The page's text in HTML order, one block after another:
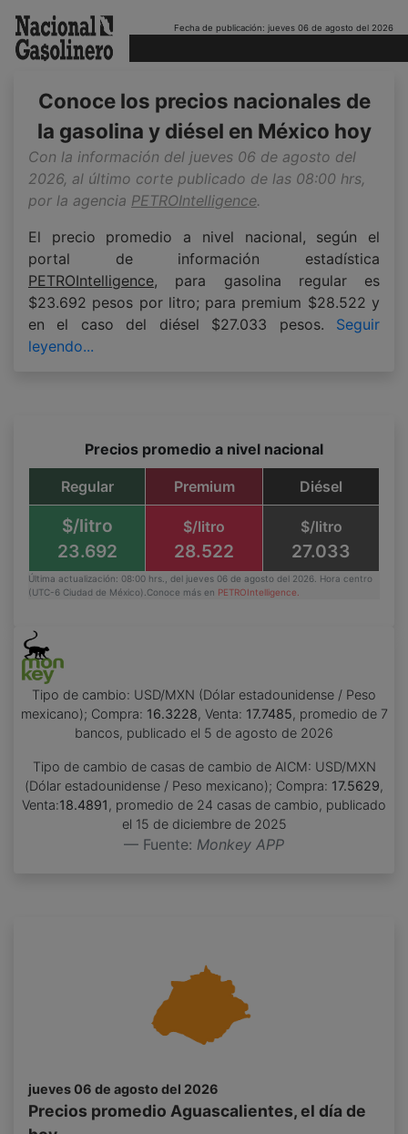
Fecha de publicación: jueves 06 de agosto del 2026
Conoce los precios nacionales de
la gasolina y diésel en México hoy
Con la información del jueves 06 de agosto del
2026, al último corte publicado de las 08:00 hrs,
por la agencia PETROIntelligence.
El precio promedio a nivel nacional, según el
portal de información estadística
PETROIntelligence, para gasolina regular es
$23.692 pesos por litro; para premium $28.522 y
en el caso del diésel $27.033 pesos. Seguir
leyendo...
Precios promedio a nivel nacional
Regular Premium Diésel
$/litro
23.692
$/litro
28.522
$/litro
27.033
Última actualización: 08:00 hrs., del jueves 06 de agosto del 2026. Hora centro
(UTC-6 Ciudad de México).Conoce más en PETROIntelligence.
Tipo de cambio: USD/MXN (Dólar estadounidense / Peso
mexicano); Compra: 16.3228, Venta: 17.7485, promedio de 7
bancos, publicado el 5 de agosto de 2026
Tipo de cambio de casas de cambio de AICM: USD/MXN
(Dólar estadounidense / Peso mexicano); Compra: 17.5629,
Venta:18.4891 , promedio de 24 casas de cambio, publicado
el 15 de diciembre de 2025
Fuente: Monkey APP
jueves 06 de agosto del 2026
Precios promedio Aguascalientes, el día de